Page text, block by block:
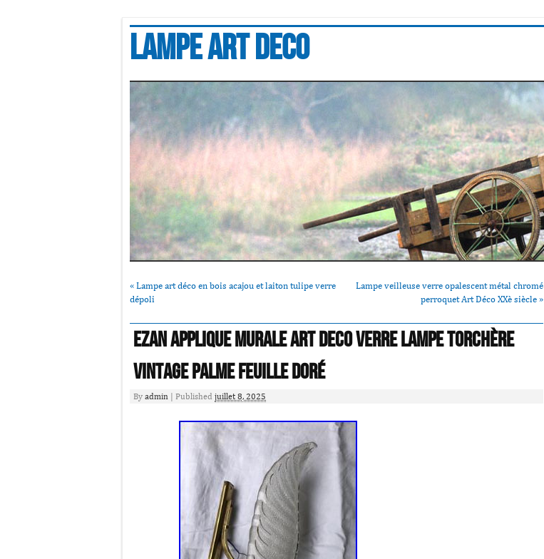
Lampe art deco
« Lampe art déco en bois acajou et laiton tulipe verre
dépoli
Lampe veilleuse verre opalescent métal chromé
perroquet Art Déco XXè siècle »
EZAN Applique Murale Art Deco verre Lampe Torchère
Vintage Palme Feuille Doré
By admin Published juillet 8, 2025